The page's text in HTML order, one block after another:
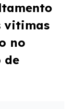
vitimas
no
de